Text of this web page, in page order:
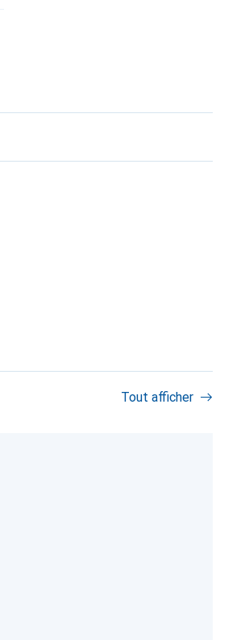
Tout afficher